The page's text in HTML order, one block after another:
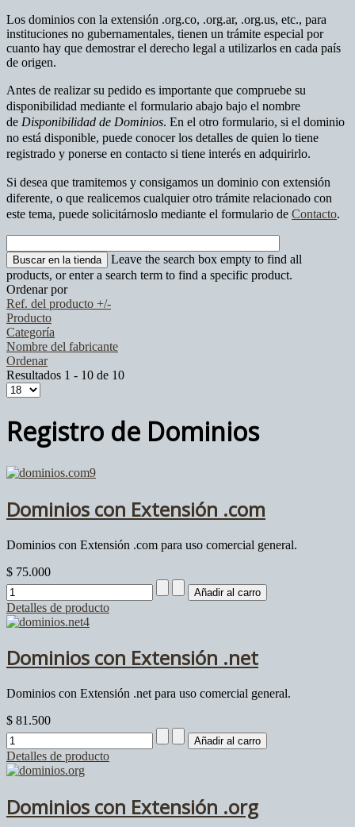
Los dominios con la extensión .org.co, .org.ar, .org.us, etc., para
instituciones no gubernamentales, tienen un trámite especial por
cuanto hay que demostrar el derecho legal a utilizarlos en cada país
de origen.
Antes de realizar su pedido es importante que compruebe su
disponibilidad mediante el formulario abajo bajo el nombre
de Disponibilidad de Dominios. En el otro formulario, si el dominio
no está disponible, puede conocer los detalles de quien lo tiene
registrado y ponerse en contacto si tiene interés en adquirirlo.
Si desea que tramitemos y consigamos un dominio con extensión
diferente, o que realicemos cualquier otro trámite relacionado con
este tema, puede solicitárnoslo mediante el formulario de Contacto.
Leave the search box empty to find all
products, or enter a search term to find a specific product.
Ordenar por
Ref. del producto +/-
Producto
Categoría
Nombre del fabricante
Ordenar
Resultados 1 - 10 de 10
Registro de Dominios
Dominios con Extensión .com
Dominios con Extensión .com para uso comercial general.
$ 75.000
Detalles de producto
Dominios con Extensión .net
Dominios con Extensión .net para uso comercial general.
$ 81.500
Detalles de producto
Dominios con Extensión .org